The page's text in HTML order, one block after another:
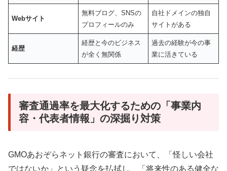
Webサイト
無料ブログ、SNSの
プロフィールのみ
自社ドメインの独自
サイトがある
経歴
経歴と今のビジネス
が全く無関係
過去の経験が今の事
業に活きている
審査通過率を最大化するための「事業内
容・代表者情報」の深掘り対策
GMOあおぞらネット銀行の審査において、「怪しい会社
ではないか」という疑念を払拭し、「将来性のある健全な